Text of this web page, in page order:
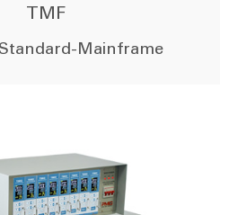
TMF
Mainframe